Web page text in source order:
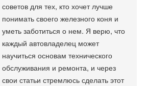
советов для тех, кто хочет лучше
понимать своего железного коня и
уметь заботиться о нем. Я верю, что
каждый автовладелец может
научиться основам технического
обслуживания и ремонта, и через
свои статьи стремлюсь сделать этот